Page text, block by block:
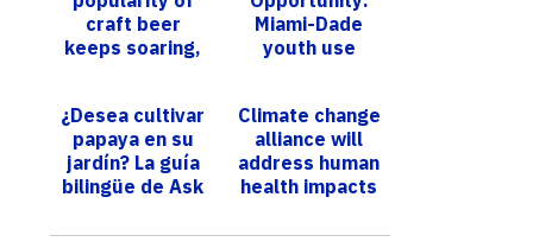
craft beer
keeps soaring,
UF hops
research
Miami-Dade
youth use
learning with
Florida S...
¿Desea cultivar
papaya en su
jardín? La guía
bilingüe de Ask
consejos
Climate change
alliance will
address human
health impacts